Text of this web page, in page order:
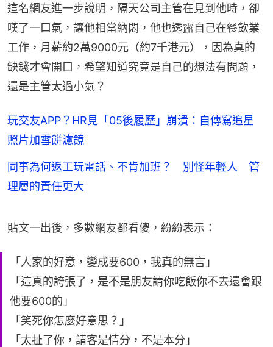
這名網友進一步說明，隔天公司主管在見到他時，卻
嘆了一口氣，讓他相當納悶，他也透露自己在餐飲業
工作，月薪約2萬9000元（約7千港元），因為真的
缺錢才會開口，希望知道究竟是自己的想法有問題，
還是主管太過小氣？
玩交友APP？HR見「05後履歷」崩潰：自傳寫追星
照片加雪餅濾鏡
同事為何返工玩電話、不肯加班？ 別怪年輕人 管
理層的責任更大
貼文一出後，多數網友都看傻，紛紛表示：
「人家的好意，變成要600，我真的無言」
「這真的誇張了，是不是朋友請你吃飯你不去還會跟
他要600的」
「笑死你怎麼好意思？」
「太扯了你，請客是情分，不是本分」